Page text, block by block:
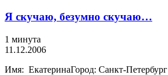
Я скучаю, безумно скучаю…
1 минута
11.12.2006
Имя: ЕкатеринаГород: Санкт-Петербург